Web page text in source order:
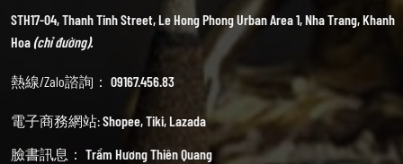
STH17-04, Thanh Tinh Street, Le Hong Phong Urban Area 1, Nha Trang, Khanh
Hoa(chỉ đường).
熱線/Zalo諮詢： 09167.456.83
電子商務網站:Shopee,Tiki,Lazada
臉書訊息： Trầm Hương Thiên Quang